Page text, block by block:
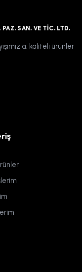
SAN. VE TIC. LTD.
kaliteli ürünler